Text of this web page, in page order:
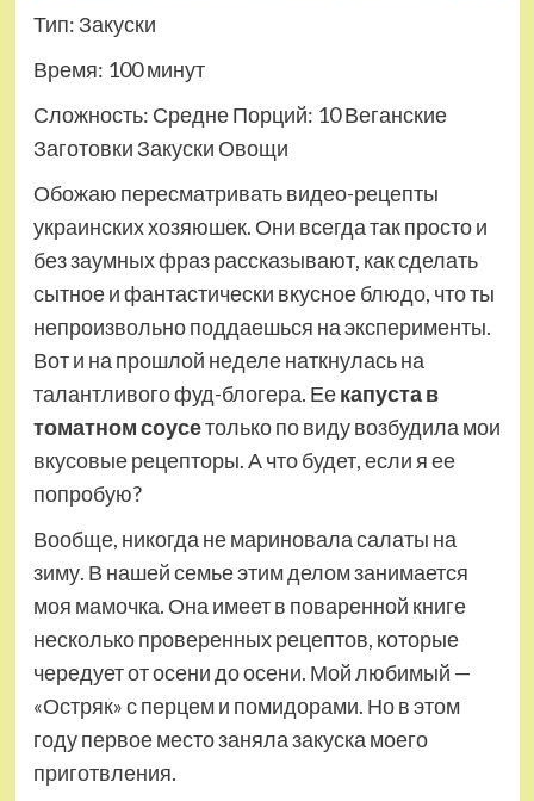
Тип: Закуски
Время: 100 минут
Сложность: СреднеПорций: 10 Веганские
Заготовки Закуски Овощи
Обожаю пересматривать видео-рецепты
украинских хозяюшек. Они всегда так просто и
без заумных фраз рассказывают, как сделать
сытное и фантастически вкусное блюдо, что ты
непроизвольно поддаешься на эксперименты.
Вот и на прошлой неделе наткнулась на
талантливого фуд-блогера. Еекапуста в
томатном соусетолько по виду возбудила мои
вкусовые рецепторы. А что будет, если я ее
попробую?
Вообще, никогда не мариновала салаты на
зиму. В нашей семье этим делом занимается
моя мамочка. Она имеет в поваренной книге
несколько проверенных рецептов, которые
чередует от осени до осени. Мой любимый —
«Остряк» с перцем и помидорами. Но в этом
году первое место заняла закуска моего
приготвления.